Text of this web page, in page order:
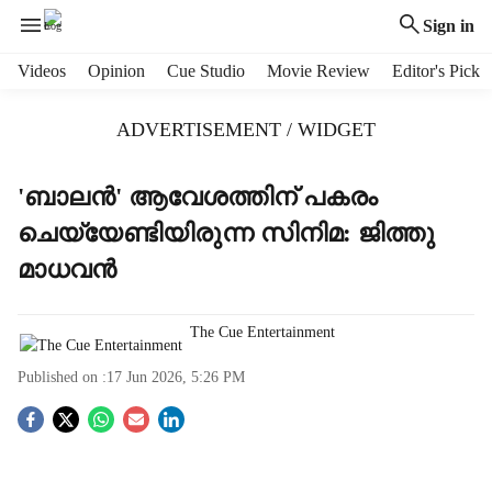
Sign in
Videos Opinion Cue Studio Movie Review Editor's Pick
ADVERTISEMENT / WIDGET
'ബാലൻ' ആവേശത്തിന് പകരം
ചെയ്യേണ്ടിയിരുന്ന സിനിമ: ജിത്തു
മാധവൻ
The Cue Entertainment
Published on :17 Jun 2026, 5:26 PM
S